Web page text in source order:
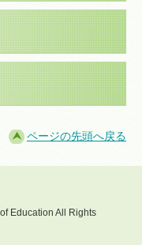
ページの先頭へ戻る
Education All Rights